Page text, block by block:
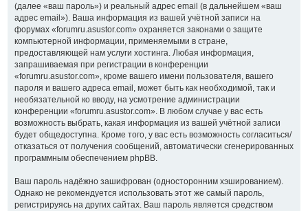
(далее «ваш пароль») и реальный адрес email (в дальнейшем «ваш
адрес email»). Ваша информация из вашей учётной записи на
форумах «forumru.asustor.com» охраняется законами о защите
компьютерной информации, применяемыми в стране,
предоставляющей нам услуги хостинга. Любая информация,
запрашиваемая при регистрации в конференции
«forumru.asustor.com», кроме вашего имени пользователя, вашего
пароля и вашего адреса email, может быть как необходимой, так и
необязательной ко вводу, на усмотрение администрации
конференции «forumru.asustor.com». В любом случае у вас есть
возможность выбрать, какая информация из вашей учётной записи
будет общедоступна. Кроме того, у вас есть возможность согласиться/
отказаться от получения сообщений, автоматически сгенерированных
программным обеспечением phpBB.
Ваш пароль надёжно зашифрован (односторонним хэшированием).
Однако не рекомендуется использовать этот же самый пароль,
регистрируясь на других сайтах. Ваш пароль является средством